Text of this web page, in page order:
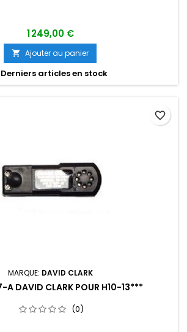
1 249,00 €
 Ajouter au panier
Derniers articles en stock
MARQUE: DAVID CLARK
A DAVID CLARK POUR H10-13***
(0)
favorite_border